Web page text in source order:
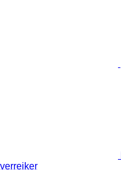
verreiker